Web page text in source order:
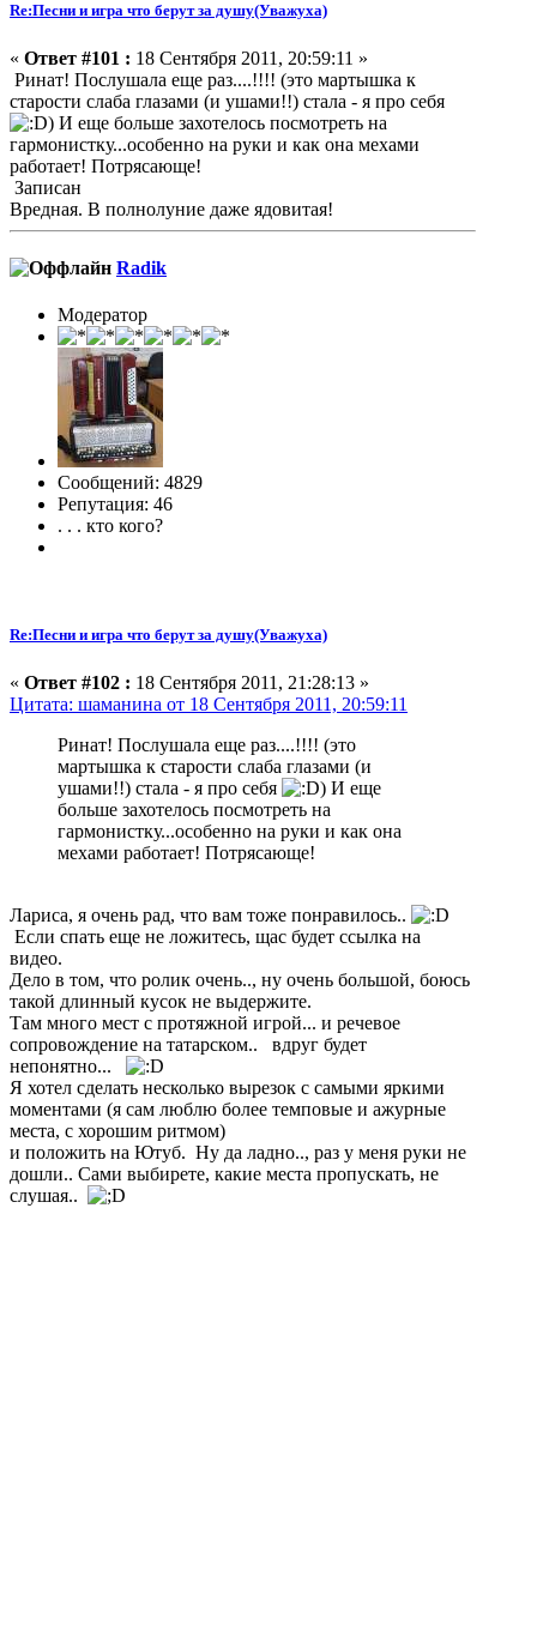
Re:Песни и игра что берут за душу(Уважуха)
« Ответ #101 : 18 Сентября 2011, 20:59:11 »
Ринат! Послушала еще раз....!!!! (это мартышка к
старости слаба глазами (и ушами!!) стала - я про себя
) И еще больше захотелось посмотреть на
гармонистку...особенно на руки и как она мехами
работает! Потрясающе!
Записан
Вредная. В полнолуние даже ядовитая!
Radik
Модератор
Сообщений: 4829
Репутация: 46
. . . кто кого?
Re:Песни и игра что берут за душу(Уважуха)
« Ответ #102 : 18 Сентября 2011, 21:28:13 »
Цитата: шаманина от 18 Сентября 2011, 20:59:11
Ринат! Послушала еще раз....!!!! (это
мартышка к старости слаба глазами (и
ушами!!) стала - я про себя
) И еще
больше захотелось посмотреть на
гармонистку...особенно на руки и как она
мехами работает! Потрясающе!
Лариса, я очень рад, что вам тоже понравилось..
Если спать еще не ложитесь, щас будет ссылка на
видео.
Дело в том, что ролик очень.., ну очень большой, боюсь
такой длинный кусок не выдержите.
Там много мест с протяжной игрой... и речевое
сопровождение на татарском.. вдруг будет
непонятно...
Я хотел сделать несколько вырезок с самыми яркими
моментами (я сам люблю более темповые и ажурные
места, с хорошим ритмом)
и положить на Ютуб. Ну да ладно.., раз у меня руки не
дошли.. Сами выбирете, какие места пропускать, не
слушая..